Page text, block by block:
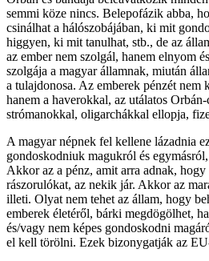
semmi köze nincs. Belepofázik abba,
csinálhat a hálószobájában, ki mit
higgyen, ki mit tanulhat, stb., de az
az ember nem szolgál, hanem elnyom
szolgája a magyar államnak, miután
a tulajdonosa. Az emberek pénzét nem
hanem a haverokkal, az utálatos
strómanokkal, oligarchákkal ellopja,
A magyar népnek fel kellene lázadnia
gondoskodniuk magukról és
Akkor az a pénz, amit arra adnak, hogy
rászorulókat, az nekik jár. Akkor az
illeti. Olyat nem tehet az állam, hogy
emberek életéről, bárki megdögölhet,
és/vagy nem képes gondoskodni
el kell törölni. Ezek bizonygatják az